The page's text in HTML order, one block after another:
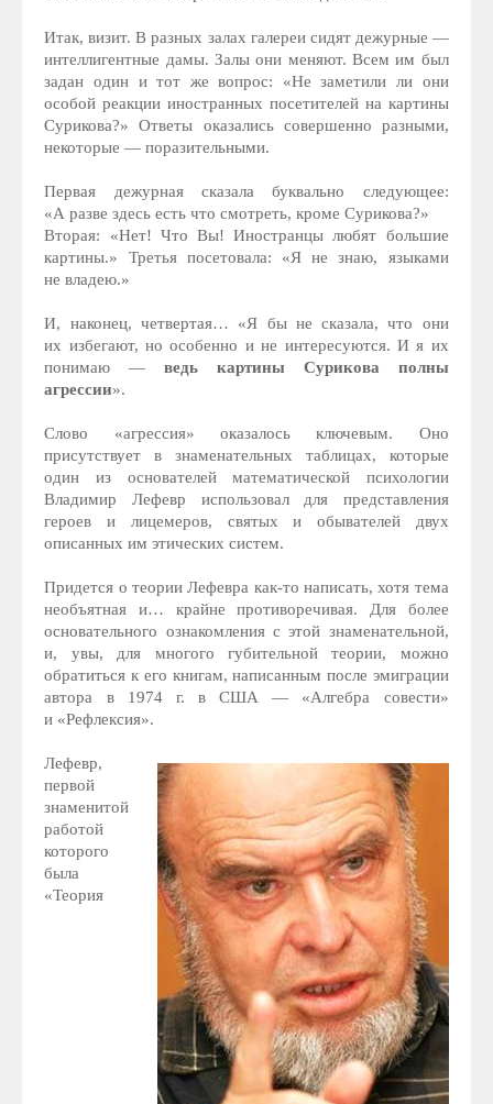
Итак, визит. В разных залах галереи сидят дежурные —
интеллигентные дамы. Залы они меняют. Всем им был
задан один и тот же вопрос: «Не заметили ли они
особой реакции иностранных посетителей на картины
Сурикова?» Ответы оказались совершенно разными,
некоторые — поразительными.
Первая дежурная сказала буквально следующее:
«А разве здесь есть что смотреть, кроме Сурикова?»
Вторая: «Нет! Что Вы! Иностранцы любят большие
картины.» Третья посетовала: «Я не знаю, языками
не владею.»
И, наконец, четвертая… «Я бы не сказала, что они
их избегают, но особенно и не интересуются. И я их
понимаю —ведь картины Сурикова полны
агрессии».
Слово «агрессия» оказалось ключевым. Оно
присутствует в знаменательных таблицах, которые
один из основателей математической психологии
Владимир Лефевр использовал для представления
героев и лицемеров, святых и обывателей двух
описанных им этических систем.
Придется о теории Лефевра как-то написать, хотя тема
необъятная и… крайне противоречивая. Для более
основательного ознакомления с этой знаменательной,
и, увы, для многого губительной теории, можно
обратиться к его книгам, написанным после эмиграции
автора в 1974 г. в США — «Алгебра совести»
и «Рефлексия».
Лефевр,
первой
знаменитой
работой
которого
была
«Теория